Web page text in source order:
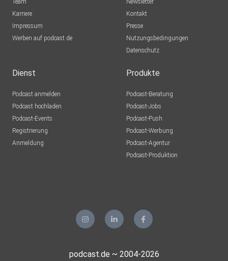
Team
Karriere
Impressum
Werben auf podcast.de
Newsletter
Kontakt
Presse
Nutzungsbedingungen
Datenschutz
Dienst
Podcast anmelden
Podcast hochladen
Podcast-Events
Registrierung
Anmeldung
Produkte
Podcast-Beratung
Podcast-Jobs
Podcast-Push
Podcast-Werbung
Podcast-Agentur
Podcast-Produktion
podcast.de ~ 2004-2026